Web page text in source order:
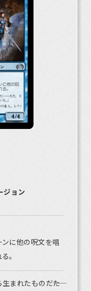
ジョン
に他の呪文を唱
。
まれたものだ――た